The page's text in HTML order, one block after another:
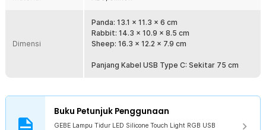
kabel yang menjuntai. Jika dayanya habis, Anda hanya perlu
mengisi ulang dayanya menggunakan kabel USB selama 2-3 jam.
Rechargeable 1200mAh - YH-301/YH-302/YH-311
1 x Kabel USB Type C
Dimensi
Panda: 13.1 x 11.3 x 6 cm
Rabbit: 14.3 x 10.9 x 8.5 cm
Sheep: 16.3 x 12.2 x 7.9 cm
Panjang Kabel USB Type C: Sekitar 75 cm
Buku Petunjuk Penggunaan
GEBE Lampu Tidur LED Silicone Touch Light RGB USB